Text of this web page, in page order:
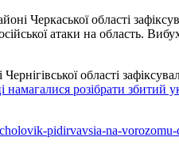
Черкаської області
атаки на область.
області
намагалися розібрати
pidirvavsia-na-